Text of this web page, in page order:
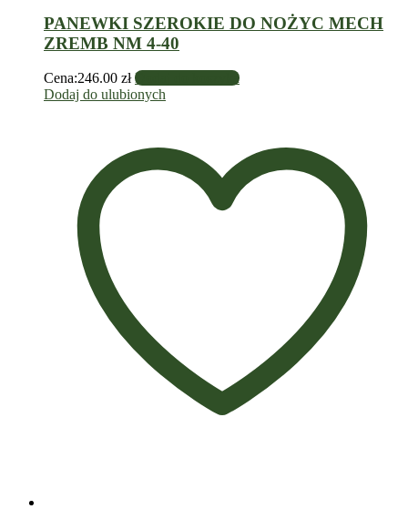
PANEWKI SZEROKIE DO NOŻYC MECH
ZREMB NM 4-40
Cena:246.00 zł Dodaj do koszyka
Dodaj do ulubionych